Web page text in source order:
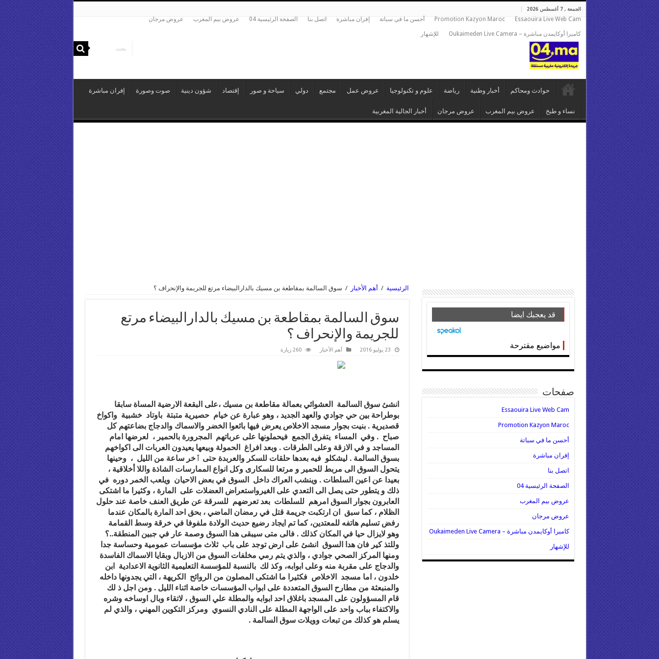
الجمعة , 7 أغسطس 2026
Essaouira Live Web Cam
Promotion Kazyon Maroc أحسن ما في سباتة إفران مباشرة اتصل بنا الصفحة الرئيسية 04 عروض بيم المغرب عروض مرجان
كاميرا أوكايمدن مباشرة – Oukaimeden Live Camera للإشهار
حوادث ومحاكم أخبار وطنية رياضة علوم و تكنولوجيا عروض عمل مجتمع دولي سياحة و صور إقتصاد شؤون دينية صوت وصورة إفران مباشرة
نساء و طبخ عروض بيم المغرب عروض مرجان أخبار الجالية المغربية
الرئيسية / أهم الأخبار / سوق السالمة بمقاطعة بن مسيك بالدارالبيضاء مرتع للجريمة والإنحراف ؟
سوق السالمة بمقاطعة بن مسيك بالدارالبيضاء مرتع
للجريمة والإنحراف ؟
23 يوليو 2016 أهم الأخبار 260 زيارة
انشئ سوق السالمة العشوائي بعمالة مقاطعة بن مسيك ،على البقعة الارضية المساة سابقا
بوطراحة بين حي جوادي والعهد الجديد ، وهو عبارة عن خيام حصيرية متبتة باوتاد خشبية واكواخ
قصديرية . بنيت بجوار مسجد الاخلاص يعرض فيها بائعوا الخضر والاسماك والدجاج بضاعتهم كل
صباح . وفي المساء يتفرق الجمع فيحملونها على عرباتهم المجرورة بالحمير ، لعرضها امام
المساجد و في الازقة وعلى الطرقات . وبعد افراغ الحمولة وبيعها يعيدون العربات الى اكواخهم
بسوق السالمة . ليشكلو فيه بعدها حلقات للسكر والعربدة حتى ٱخر ساعة من الليل ، وحينها
يتحول السوق الى مربط للحمير و مرتعا للسكارى وكل انواع الممارسات الشاذة واللا أخلاقية ،
بعيدا عن اعين السلطات . وينشب العراك داخل السوق في بعض الاحيان ويلعب الخمر دوره في
ذلك و يتطور حتى يصل الى التعدي على الغيرواستعراض العضلات على المارة ، وكثيرا ما اشتكى
العابرون بجوار السوق امرهم للسلطات بعد تعرضهم للسرقة عن طريق العنف خاصة عند حلول
الظلام ، كما سبق ان ارتكبت جريمة قتل في رمضان الماضي ، بحق احد المارة بالمكان عندما
رفض تسليم هاتفه للمعتدين، كما تم ايجاد رضيع حديث الولادة ملفوفا في خرقة وسط القمامة
وهو لايزال حيا في المكان كذلك . فالى متى سيبقى هدا السوق وصمة عار في جبين المنطقة..؟
وللتذ كير فان هدا السوق انشئ على ارض توجد على باب ثلاث مؤسسات عمومية وحساسة جدا
ومنها المركز الصحي جوادي ، والذي يتم رمي مخلفات السوق من الازبال وبقايا الاسماك الفاسدة
والدجاج على مقربة منه وعلى ابوابه، وكذ لك بالنسبة للمؤسسة التعليمية الثانوية الاعدادية ابن
خلدون ، اما مسجد الاخلاص فكثيرا ما اشتكى المصلون من الروائح الكريهة ، التي يجدونها داخله
والمنبعثة من مطارح السوق المتعددة على ابواب المؤسسات خاصة اثناء الليل . ومن اجل ذ لك
قام المسؤولون على المسجد باغلاق احد ابوابه والمطلة علي السوق ، لاتقاء وبال اوساخه وشره
والاكتفاء بباب واحد على الواجهة المطلة على النادي النسوي ومركز التكوين المهني ، والذي لم
يسلم هو كذلك من تبعات وويلات سوق السالمة .
قد يعجبك ايضا
مواضيع مقترحة
صفحات
Essaouira Live Web Cam
Promotion Kazyon Maroc
أحسن ما في سباتة
إفران مباشرة
اتصل بنا
الصفحة الرئيسية 04
عروض بيم المغرب
عروض مرجان
كاميرا أوكايمدن مباشرة – Oukaimeden Live Camera
للإشهار